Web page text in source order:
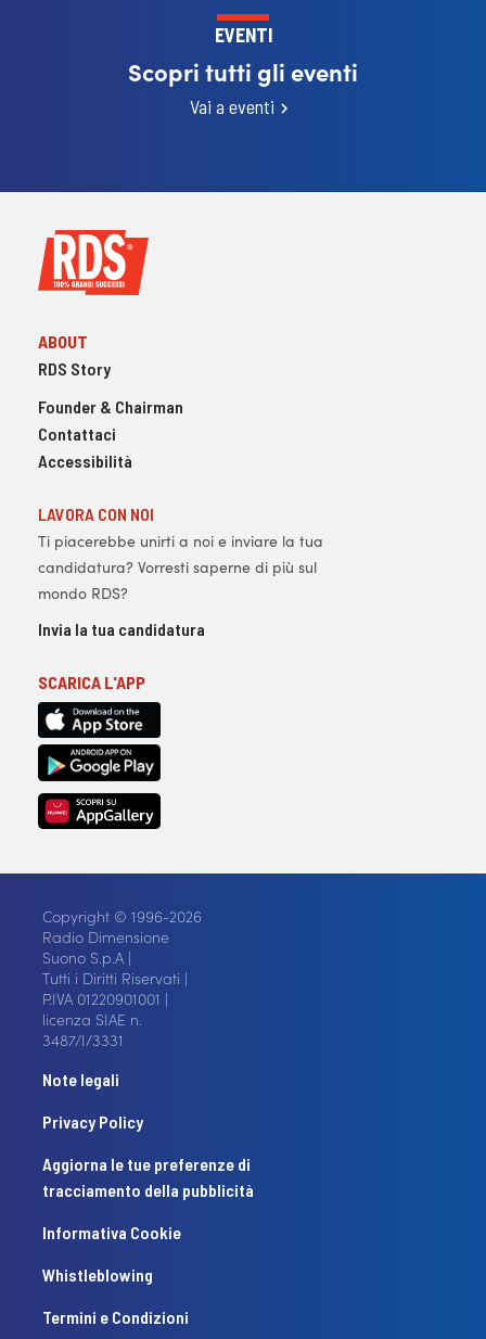
EVENTI
Scopri tutti gli eventi
Vai a eventi
ABOUT
RDS Story
Founder & Chairman
Contattaci
Accessibilità
LAVORA CON NOI
Ti piacerebbe unirti a noi e inviare la tua
candidatura? Vorresti saperne di più sul
mondo RDS?
Invia la tua candidatura
SCARICA L'APP
Copyright © 1996-2026
Radio Dimensione
Suono S.p.A |
Tutti i Diritti Riservati |
P.IVA 01220901001 |
licenza SIAE n.
3487/I/3331
Note legali
Privacy Policy
Aggiorna le tue preferenze di
tracciamento della pubblicità
Informativa Cookie
Whistleblowing
Termini e Condizioni